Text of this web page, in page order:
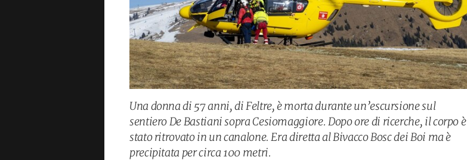
Una donna di 57 anni, di Feltre, è morta durante un’escursione sul
sentiero De Bastiani sopra Cesiomaggiore. Dopo ore di ricerche, il corpo è
stato ritrovato in un canalone. Era diretta al Bivacco Bosc dei Boi ma è
precipitata per circa 100 metri.